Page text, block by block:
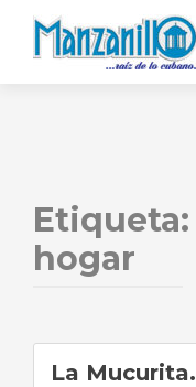
Etiqueta:
hogar
La Mucurita.